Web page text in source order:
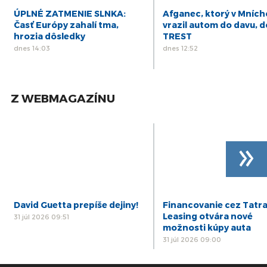
ÚPLNÉ ZATMENIE SLNKA:
Časť Európy zahalí tma,
hrozia dôsledky
dnes 14:03
Afganec, ktorý v
vrazil autom do davu,
TREST
dnes 12:52
Z WEBMAGAZÍNU
David Guetta prepíše dejiny!
31 júl 2026 09:51
Financovanie cez Tatra
Leasing otvára nové
možnosti kúpy auta
31 júl 2026 09:00
»